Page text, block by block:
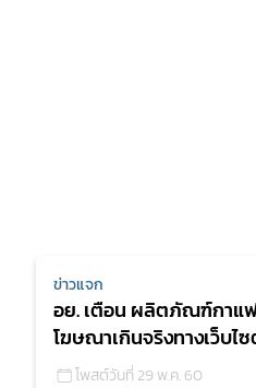
ข่าวแจก
อย. เตือน ผลิตภัณฑ์กาแ
โฆษณาเกินจริงทางเว็บไ
โพสต์วันที่ 29 พ.ค. 60